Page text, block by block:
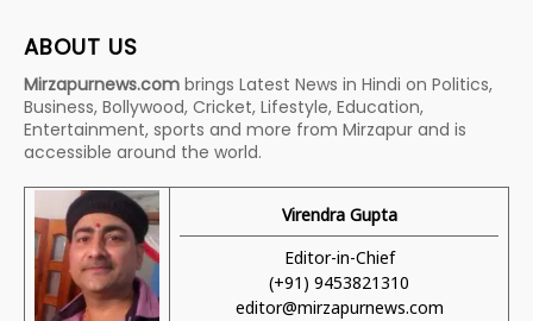
ABOUT US
Mirzapurnews.com brings Latest News in Hindi on Politics,
Business, Bollywood, Cricket, Lifestyle, Education,
Entertainment, sports and more from Mirzapur and is
accessible around the world.
Virendra Gupta
Editor-in-Chief
(+91) 9453821310
editor@mirzapurnews.com